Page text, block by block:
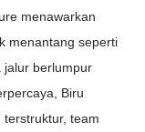
menawarkan
menantang seperti
jalur berlumpur
Biru
team